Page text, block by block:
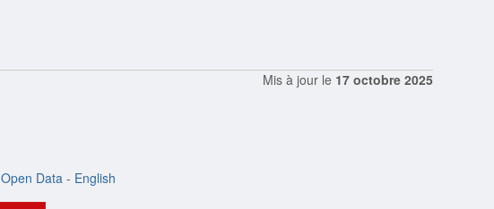
Mis à jour le 17 octobre 2025
Open Data - English